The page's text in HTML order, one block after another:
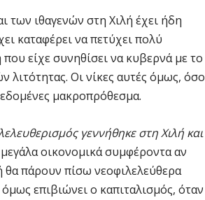
των ιθαγενών στη Χιλή έχει ήδη
καταφέρει να πετύχει πολύ
είχε συνηθίσει να κυβερνά με το
λιτότητας. Οι νίκες αυτές όμως, όσο
μακροπρόθεσμα.
γεννήθηκε στη Χιλή και
οικονομικά συμφέροντα αν
πάρουν πίσω νεοφιλελεύθερα
επιβιώνει ο καπιταλισμός, όταν